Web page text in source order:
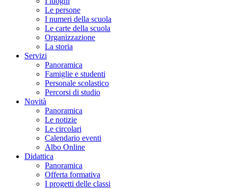
Le persone
I numeri della scuola
Le carte della scuola
Organizzazione
La storia
Servizi
Panoramica
Famiglie e studenti
Personale scolastico
Percorsi di studio
Novità
Panoramica
Le notizie
Le circolari
Calendario eventi
Albo Online
Didattica
Panoramica
Offerta formativa
I progetti delle classi